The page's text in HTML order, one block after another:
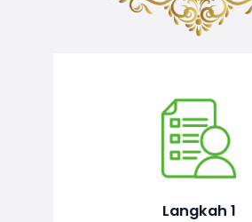
Langkah 1
Semakan ke atas sejarah
yang pernah dibuat oleh